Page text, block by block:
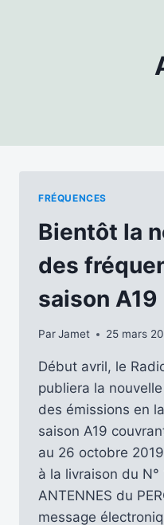
FRÉQUENCES
Bientôt la
des
saison A19
ParJamet 25 mars
Début avril, le
publiera la
des émissions en
saison A19
au 26 octobre
à la livraison du
ANTENNES du
message